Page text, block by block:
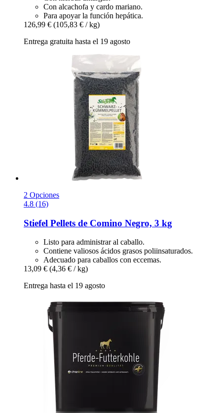
Con alcachofa y cardo mariano.
Para apoyar la función hepática.
126,99 € (105,83 € / kg)
Entrega gratuita hasta el 19 agosto
2 Opciones
4.8 (16)
Stiefel Pellets de Comino Negro, 3 kg
Listo para administrar al caballo.
Contiene valiosos ácidos grasos poliinsaturados.
Adecuado para caballos con eccemas.
13,09 € (4,36 € / kg)
Entrega hasta el 19 agosto